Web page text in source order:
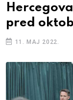
pred
11. MAJ 2022.